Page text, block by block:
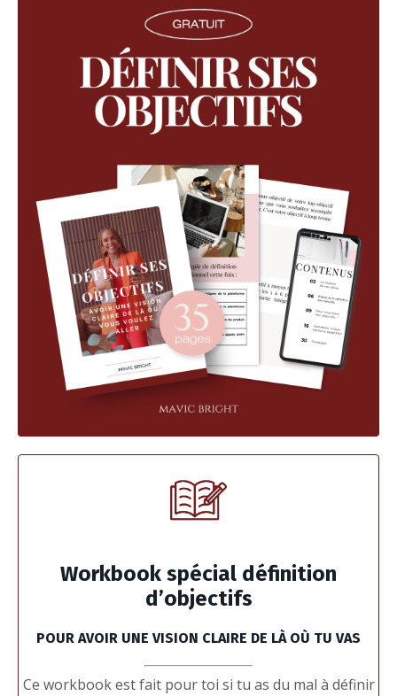
Workbook spécial définition
d’objectifs
POUR AVOIR UNE VISION CLAIRE DE LÀ OÙ TU VAS
Ce workbook est fait pour toi si tu as du mal à définir